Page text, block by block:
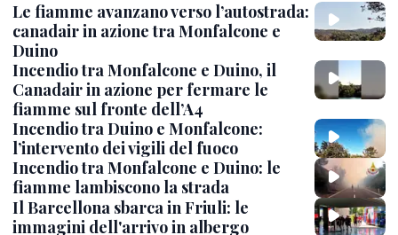
Le fiamme avanzano verso l’autostrada:
canadair in azione tra Monfalcone e
Duino
Incendio tra Monfalcone e Duino, il
Canadair in azione per fermare le
fiamme sul fronte dell’A4
Incendio tra Duino e Monfalcone:
l’intervento dei vigili del fuoco
Incendio tra Monfalcone e Duino: le
fiamme lambiscono la strada
Il Barcellona sbarca in Friuli: le
immagini dell'arrivo in albergo